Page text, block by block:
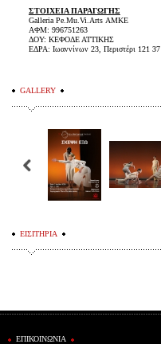
ΣΤΟΙΧΕΙΑ ΠΑΡΑΓΩΓΗΣ
Galleria Pe.Mu.Vi.Arts ΑΜΚΕ
ΑΦΜ: 996751263
ΔΟΥ: ΚΕΦΟΔΕ ΑΤΤΙΚΗΣ
ΕΔΡΑ: Ιωαννίνων 23, Περιστέρι 121 37
GALLERY
ΕΙΣΙΤΗΡΙΑ
ΕΠΙΚΟΙΝΩΝΙΑ